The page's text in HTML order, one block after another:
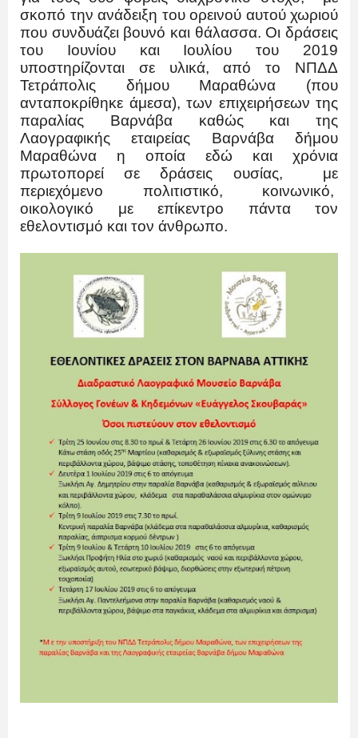
σκοπό την ανάδειξη του ορεινού αυτού χωριού
που συνδυάζει βουνό και θάλασσα. Οι δράσεις
του Ιουνίου και Ιουλίου του 2019
υποστηρίζονται σε υλικά, από το ΝΠΔΔ
Τετράπολις δήμου Μαραθώνα (που
ανταποκρίθηκε άμεσα), των επιχειρήσεων της
παραλίας Βαρνάβα καθώς και της
Λαογραφικής εταιρείας Βαρνάβα δήμου
Μαραθώνα η οποία εδώ και χρόνια
πρωτοπορεί σε δράσεις ουσίας, με
περιεχόμενο πολιτιστικό, κοινωνικό,
οικολογικό με επίκεντρο πάντα τον
εθελοντισμό και τον άνθρωπο.